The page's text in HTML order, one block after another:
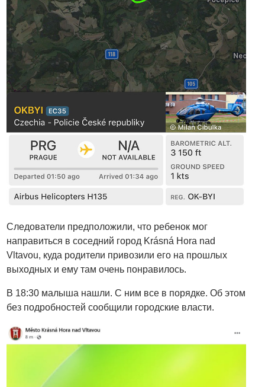
Следователи предположили, что ребенок мог
направиться в соседний город Krásná Hora nad
Vltavou, куда родители привозили его на прошлых
выходных и ему там очень понравилось.
В 18:30 малыша нашли. С ним все в порядке. Об этом
без подробностей сообщили городские власти.